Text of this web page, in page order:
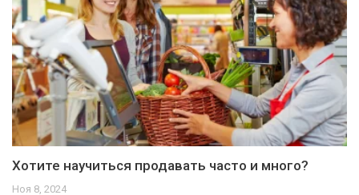
Хотите научиться продавать часто и много?
Ноя 8, 2024